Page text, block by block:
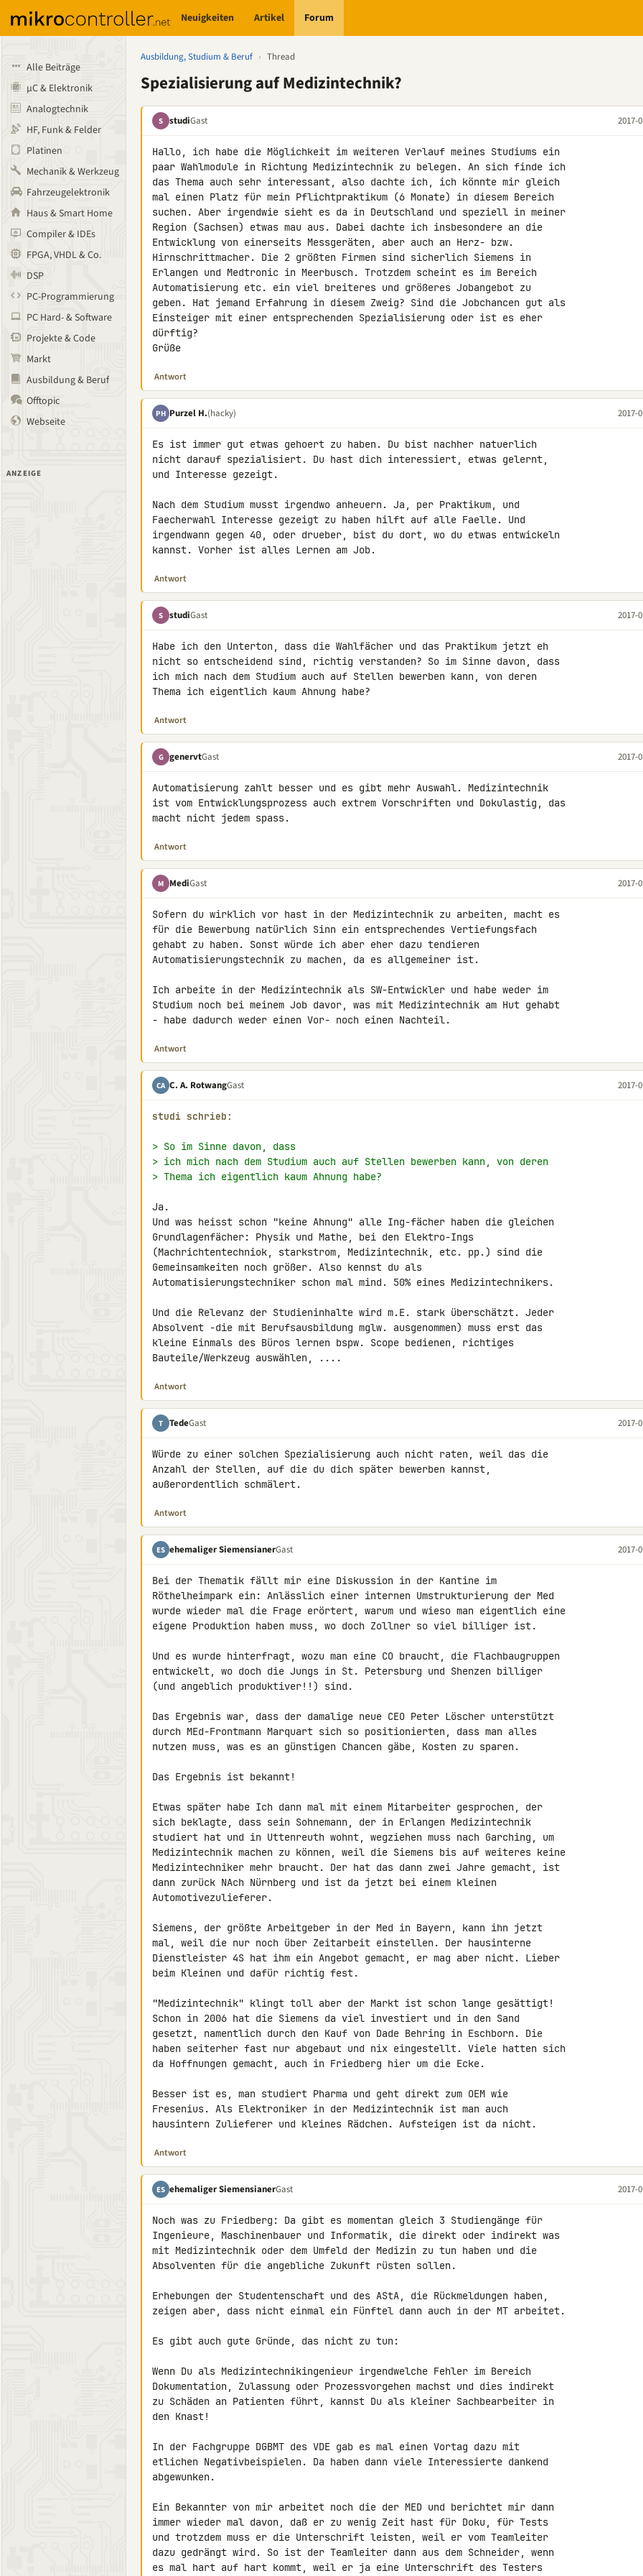
Neuigkeiten Artikel Forum
Alle Beiträge
µC & Elektronik
Analogtechnik
HF, Funk & Felder
Platinen
Mechanik & Werkzeug
Fahrzeugelektronik
Haus & Smart Home
Compiler & IDEs
FPGA, VHDL & Co.
DSP
PC-Programmierung
PC Hard- & Software
Projekte & Code
Markt
Ausbildung & Beruf
Offtopic
Webseite
ANZEIGE
Ausbildung, Studium & Beruf › Thread
Spezialisierung auf Medizintechnik?
S studiGast 2017-
Hallo, ich habe die Möglichkeit im weiteren Verlauf meines Studiums ein
paar Wahlmodule in Richtung Medizintechnik zu belegen. An sich finde ich
das Thema auch sehr interessant, also dachte ich, ich könnte mir gleich
mal einen Platz für mein Pflichtpraktikum (6 Monate) in diesem Bereich
suchen. Aber irgendwie sieht es da in Deutschland und speziell in meiner
Region (Sachsen) etwas mau aus. Dabei dachte ich insbesondere an die
Entwicklung von einerseits Messgeräten, aber auch an Herz- bzw.
Hirnschrittmacher. Die 2 größten Firmen sind sicherlich Siemens in
Erlangen und Medtronic in Meerbusch. Trotzdem scheint es im Bereich
Automatisierung etc. ein viel breiteres und größeres Jobangebot zu
geben. Hat jemand Erfahrung in diesem Zweig? Sind die Jobchancen gut als
Einsteiger mit einer entsprechenden Spezialisierung oder ist es eher
dürftig?
Grüße
Antwort
PH Purzel H.(hacky) 2017-
Es ist immer gut etwas gehoert zu haben. Du bist nachher natuerlich
nicht darauf spezialisiert. Du hast dich interessiert, etwas gelernt,
und Interesse gezeigt.
Nach dem Studium musst irgendwo anheuern. Ja, per Praktikum, und
Faecherwahl Interesse gezeigt zu haben hilft auf alle Faelle. Und
irgendwann gegen 40, oder drueber, bist du dort, wo du etwas entwickeln
kannst. Vorher ist alles Lernen am Job.
Antwort
S studiGast 2017-
Habe ich den Unterton, dass die Wahlfächer und das Praktikum jetzt eh
nicht so entscheidend sind, richtig verstanden? So im Sinne davon, dass
ich mich nach dem Studium auch auf Stellen bewerben kann, von deren
Thema ich eigentlich kaum Ahnung habe?
Antwort
G genervtGast 2017-
Automatisierung zahlt besser und es gibt mehr Auswahl. Medizintechnik
ist vom Entwicklungsprozess auch extrem Vorschriften und Dokulastig, das
macht nicht jedem spass.
Antwort
M MediGast 2017-
Sofern du wirklich vor hast in der Medizintechnik zu arbeiten, macht es
für die Bewerbung natürlich Sinn ein entsprechendes Vertiefungsfach
gehabt zu haben. Sonst würde ich aber eher dazu tendieren
Automatisierungstechnik zu machen, da es allgemeiner ist.
Ich arbeite in der Medizintechnik als SW-Entwickler und habe weder im
Studium noch bei meinem Job davor, was mit Medizintechnik am Hut gehabt
- habe dadurch weder einen Vor- noch einen Nachteil.
Antwort
CA C. A. RotwangGast 2017-
studi schrieb:
> So im Sinne davon, dass
> ich mich nach dem Studium auch auf Stellen bewerben kann, von deren
> Thema ich eigentlich kaum Ahnung habe?
Ja.
Und was heisst schon "keine Ahnung" alle Ing-fächer haben die gleichen
Grundlagenfächer: Physik und Mathe, bei den Elektro-Ings
(Machrichtentechniok, starkstrom, Medizintechnik, etc. pp.) sind die
Gemeinsamkeiten noch größer. Also kennst du als
Automatisierungstechniker schon mal mind. 50% eines Medizintechnikers.
Und die Relevanz der Studieninhalte wird m.E. stark überschätzt. Jeder
Absolvent -die mit Berufsausbildung mglw. ausgenommen) muss erst das
kleine Einmals des Büros lernen bspw. Scope bedienen, richtiges
Bauteile/Werkzeug auswählen, ....
Antwort
T TedeGast 2017-
Würde zu einer solchen Spezialisierung auch nicht raten, weil das die
Anzahl der Stellen, auf die du dich später bewerben kannst,
außerordentlich schmälert.
Antwort
ES ehemaliger SiemensianerGast 2017-
Bei der Thematik fällt mir eine Diskussion in der Kantine im
Röthelheimpark ein: Anlässlich einer internen Umstrukturierung der Med
wurde wieder mal die Frage erörtert, warum und wieso man eigentlich eine
eigene Produktion haben muss, wo doch Zollner so viel billiger ist.
Und es wurde hinterfragt, wozu man eine CO braucht, die Flachbaugruppen
entwickelt, wo doch die Jungs in St. Petersburg und Shenzen billiger
(und angeblich produktiver!!) sind.
Das Ergebnis war, dass der damalige neue CEO Peter Löscher unterstützt
durch MEd-Frontmann Marquart sich so positionierten, dass man alles
nutzen muss, was es an günstigen Chancen gäbe, Kosten zu sparen.
Das Ergebnis ist bekannt!
Etwas später habe Ich dann mal mit einem Mitarbeiter gesprochen, der
sich beklagte, dass sein Sohnemann, der in Erlangen Medizintechnik
studiert hat und in Uttenreuth wohnt, wegziehen muss nach Garching, um
Medizintechnik machen zu können, weil die Siemens bis auf weiteres keine
Medizintechniker mehr braucht. Der hat das dann zwei Jahre gemacht, ist
dann zurück NAch Nürnberg und ist da jetzt bei einem kleinen
Automotivezulieferer.
Siemens, der größte Arbeitgeber in der Med in Bayern, kann ihn jetzt
mal, weil die nur noch über Zeitarbeit einstellen. Der hausinterne
Dienstleister 4S hat ihm ein Angebot gemacht, er mag aber nicht. Lieber
beim Kleinen und dafür richtig fest.
"Medizintechnik" klingt toll aber der Markt ist schon lange gesättigt!
Schon in 2006 hat die Siemens da viel investiert und in den Sand
gesetzt, namentlich durch den Kauf von Dade Behring in Eschborn. Die
haben seiterher fast nur abgebaut und nix eingestellt. Viele hatten sich
da Hoffnungen gemacht, auch in Friedberg hier um die Ecke.
Besser ist es, man studiert Pharma und geht direkt zum OEM wie
Fresenius. Als Elektroniker in der Medizintechnik ist man auch
hausintern Zulieferer und kleines Rädchen. Aufsteigen ist da nicht.
Antwort
ES ehemaliger SiemensianerGast 2017-
Noch was zu Friedberg: Da gibt es momentan gleich 3 Studiengänge für
Ingenieure, Maschinenbauer und Informatik, die direkt oder indirekt was
mit Medizintechnik oder dem Umfeld der Medizin zu tun haben und die
Absolventen für die angebliche Zukunft rüsten sollen.
Erhebungen der Studentenschaft und des AStA, die Rückmeldungen haben,
zeigen aber, dass nicht einmal ein Fünftel dann auch in der MT arbeitet.
Es gibt auch gute Gründe, das nicht zu tun:
Wenn Du als Medizintechnikingenieur irgendwelche Fehler im Bereich
Dokumentation, Zulassung oder Prozessvorgehen machst und dies indirekt
zu Schäden an Patienten führt, kannst Du als kleiner Sachbearbeiter in
den Knast!
In der Fachgruppe DGBMT des VDE gab es mal einen Vortag dazu mit
etlichen Negativbeispielen. Da haben dann viele Interessierte dankend
abgewunken.
Ein Bekannter von mir arbeitet noch die der MED und berichtet mir dann
immer wieder mal davon, daß er zu wenig Zeit hast für Doku, für Tests
und trotzdem muss er die Unterschrift leisten, weil er vom Teamleiter
dazu gedrängt wird. So ist der Teamleiter dann aus dem Schneider, wenn
es mal hart auf hart kommt, weil er ja eine Unterschrift des Testers